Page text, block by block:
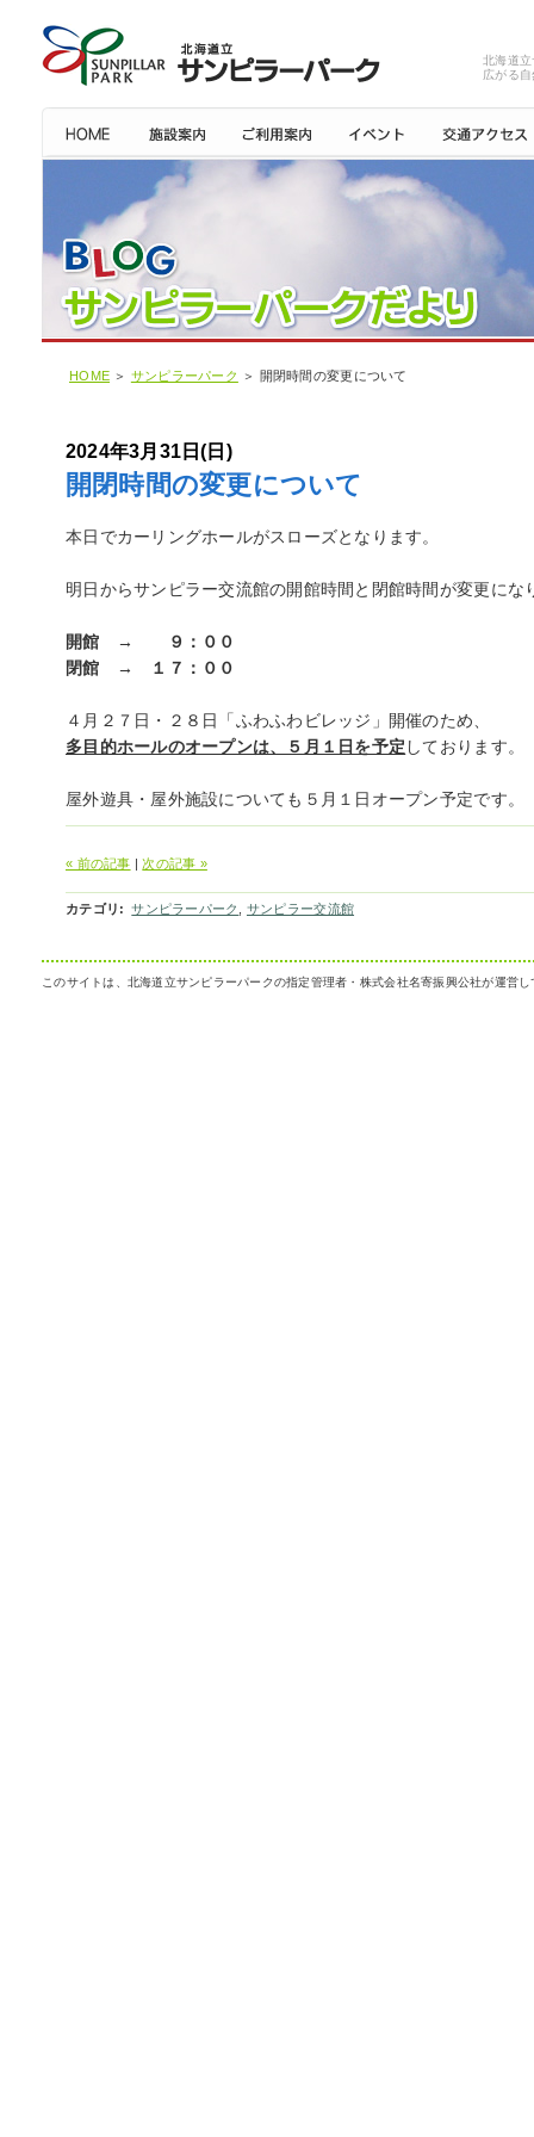
北海道
広がる
HOME ＞ サンピラーパーク ＞ 開閉時間の変更について
2024年3月31日(日)
開閉時間の変更について
本日でカーリングホールがスローズとなります。
明日からサンピラー交流館の開館時間と閉館時間が変更にな
開館 → ９：００
閉館 → １７：００
４月２７日・２８日「ふわふわビレッジ」開催のため、
多目的ホールのオープンは、５月１日を予定 しております。
屋外遊具・屋外施設についても５月１日オープン予定です。
« 前の記事 |次の記事 »
カテゴリ : サンピラーパーク サンピラー交流館
このサイトは、北海道立サンピラーパークの指定管理者・株式会社名寄振興公社が運営